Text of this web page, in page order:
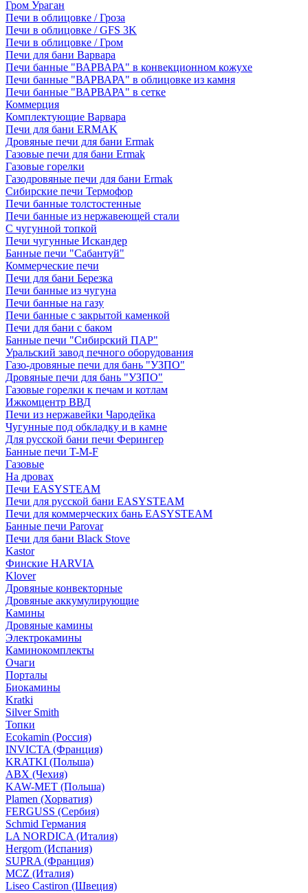
Гром Ураган
Печи в облицовке / Гроза
Печи в облицовке / GFS 3K
Печи в облицовке / Гром
Печи для бани Варвара
Печи банные "ВАРВАРА" в конвекционном кожухе
Печи банные "ВАРВАРА" в облицовке из камня
Печи банные "ВАРВАРА" в сетке
Коммерция
Комплектующие Варвара
Печи для бани ERMAK
Дровяные печи для бани Ermak
Газовые печи для бани Ermak
Газовые горелки
Газодровяные печи для бани Ermak
Сибирские печи Термофор
Печи банные толстостенные
Печи банные из нержавеющей стали
С чугунной топкой
Печи чугунные Искандер
Банные печи "Сабантуй"
Коммерческие печи
Печи для бани Березка
Печи банные из чугуна
Печи банные на газу
Печи банные с закрытой каменкой
Печи для бани с баком
Банные печи "Сибирский ПАР"
Уральский завод печного оборудования
Газо-дровяные печи для бань "УЗПО"
Дровяные печи для бань "УЗПО"
Газовые горелки к печам и котлам
Ижкомцентр ВВД
Печи из нержавейки Чародейка
Чугунные под обкладку и в камне
Для русской бани печи Ферингер
Банные печи T-M-F
Газовые
На дровах
Печи EASYSTEAM
Печи для русской бани EASYSTEAM
Печи для коммерческих бань EASYSTEAM
Банные печи Parovar
Печи для бани Black Stove
Kastor
Финские HARVIA
Klover
Дровяные конвекторные
Дровяные аккумулирующие
Камины
Дровяные камины
Электрокамины
Каминокомплекты
Очаги
Порталы
Биокамины
Kratki
Silver Smith
Топки
Ecokamin (Россия)
INVICTA (Франция)
KRATKI (Польша)
ABX (Чехия)
KAW-MET (Польша)
Plamen (Хорватия)
FERGUSS (Сербия)
Schmid Германия
LA NORDICA (Италия)
Hergom (Испания)
SUPRA (Франция)
MCZ (Италия)
Liseo Castiron (Швеция)